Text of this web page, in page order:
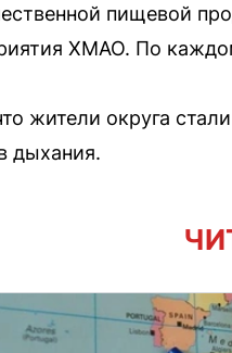
пищевой
ХМАО. По
жители округа
дыхания.